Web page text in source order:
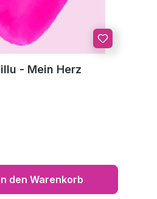
- Mein Herz
den Warenkorb